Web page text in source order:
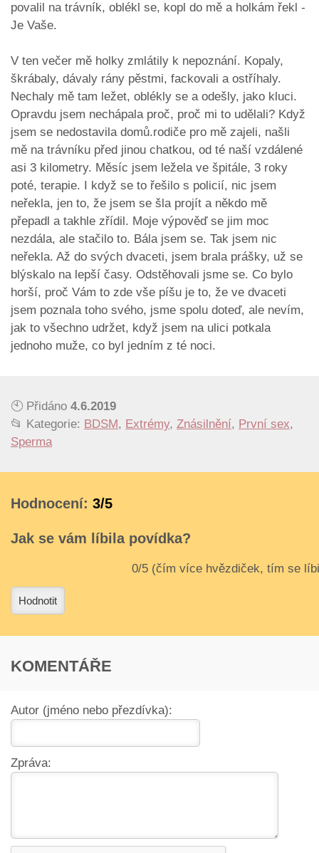
povalil na trávník, oblékl se, kopl do mě a holkám řekl -
Je Vaše.
V ten večer mě holky zmlátily k nepoznání. Kopaly,
škrábaly, dávaly rány pěstmi, fackovali a ostříhaly.
Nechaly mě tam ležet, oblékly se a odešly, jako kluci.
Opravdu jsem nechápala proč, proč mi to udělali? Když
jsem se nedostavila domů.rodiče pro mě zajeli, našli
mě na trávníku před jinou chatkou, od té naší vzdálené
asi 3 kilometry. Měsíc jsem ležela ve špitále, 3 roky
poté, terapie. I když se to řešilo s policií, nic jsem
neřekla, jen to, že jsem se šla projít a někdo mě
přepadl a takhle zřídil. Moje výpověď se jim moc
nezdála, ale stačilo to. Bála jsem se. Tak jsem nic
neřekla. Až do svých dvaceti, jsem brala prášky, už se
blýskalo na lepší časy. Odstěhovali jsme se. Co bylo
horší, proč Vám to zde vše píšu je to, že ve dvaceti
jsem poznala toho svého, jsme spolu doteď, ale nevím,
jak to všechno udržet, když jsem na ulici potkala
jednoho muže, co byl jedním z té noci.
🕙 Přidáno 4.6.2019
📂 Kategorie: BDSM, Extrémy, Znásilnění, První sex,
Sperma
Hodnocení: 3/5
Jak se vám líbila povídka?
Hodnotit
KOMENTÁŘE
Autor (jméno nebo přezdívka):
Zpráva: